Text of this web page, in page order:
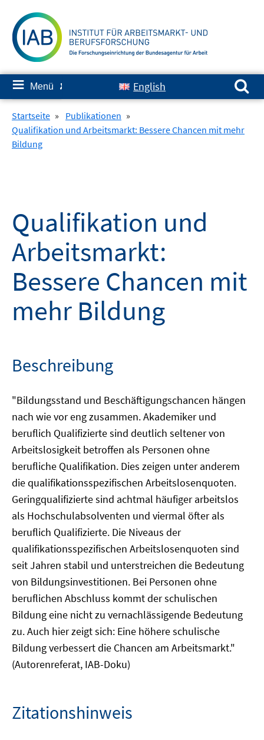
zum
Inhalt
≡ Menü ✘ English
Suchen nach:
Startseite » Publikationen »
Qualifikation und Arbeitsmarkt: Bessere Chancen mit mehr
Bildung
Qualifikation und
Arbeitsmarkt:
Bessere Chancen mit
mehr Bildung
Beschreibung
"Bildungsstand und Beschäftigungschancen hängen
nach wie vor eng zusammen. Akademiker und
beruflich Qualifizierte sind deutlich seltener von
Arbeitslosigkeit betroffen als Personen ohne
berufliche Qualifikation. Dies zeigen unter anderem
die qualifikationsspezifischen Arbeitslosenquoten.
Geringqualifizierte sind achtmal häufiger arbeitslos
als Hochschulabsolventen und viermal öfter als
beruflich Qualifizierte. Die Niveaus der
qualifikationsspezifischen Arbeitslosenquoten sind
seit Jahren stabil und unterstreichen die Bedeutung
von Bildungsinvestitionen. Bei Personen ohne
beruflichen Abschluss kommt der schulischen
Bildung eine nicht zu vernachlässigende Bedeutung
zu. Auch hier zeigt sich: Eine höhere schulische
Bildung verbessert die Chancen am Arbeitsmarkt."
(Autorenreferat, IAB-Doku)
Zitationshinweis